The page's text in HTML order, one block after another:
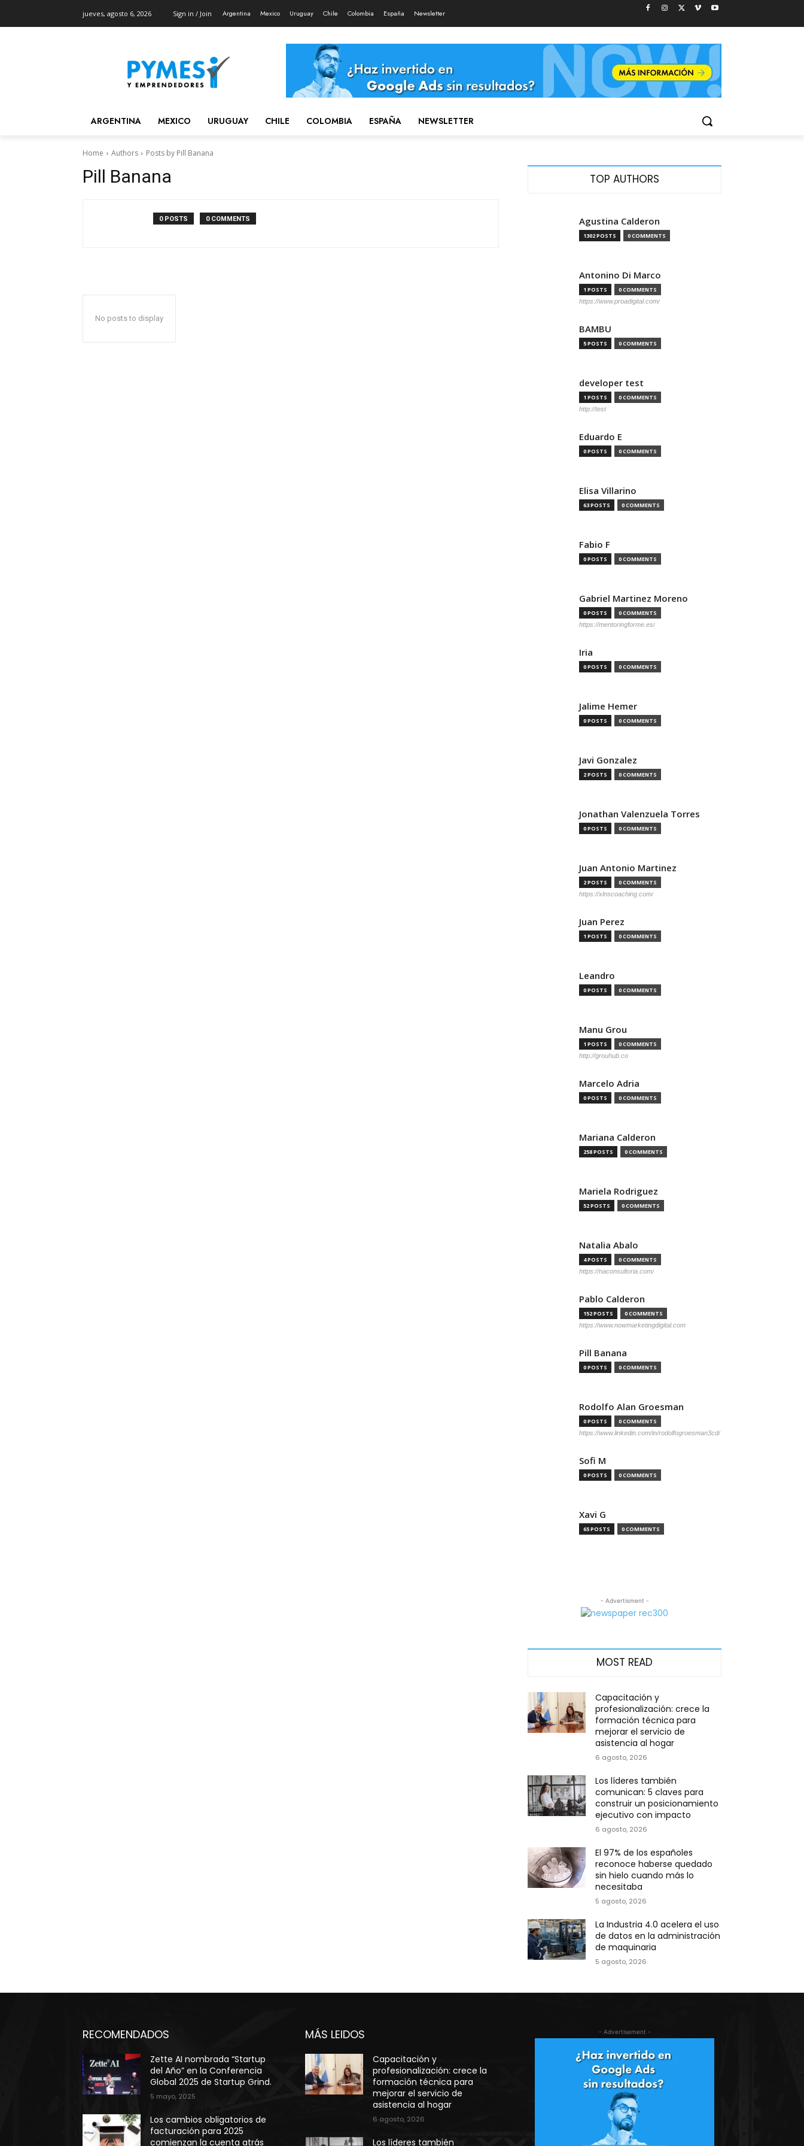
jueves, agosto 6, 2026 Sign in / Join Argentina Mexico Uruguay Chile Colombia España Newsletter
ARGENTINA MEXICO URUGUAY CHILE COLOMBIA ESPAÑA NEWSLETTER
Home Authors Posts by Pill Banana
Pill Banana
0 POSTS 0 COMMENTS
No posts to display
TOP AUTHORS
Agustina Calderon
1302 POSTS 0 COMMENTS
Antonino Di Marco
1 POSTS 0 COMMENTS
https://www.proadigital.com/
BAMBU
5 POSTS 0 COMMENTS
developer test
1 POSTS 0 COMMENTS
http://test
Eduardo E
0 POSTS 0 COMMENTS
Elisa Villarino
63 POSTS 0 COMMENTS
Fabio F
0 POSTS 0 COMMENTS
Gabriel Martinez Moreno
0 POSTS 0 COMMENTS
https://mentoringforme.es/
Iria
0 POSTS 0 COMMENTS
Jalime Hemer
0 POSTS 0 COMMENTS
Javi Gonzalez
2 POSTS 0 COMMENTS
Jonathan Valenzuela Torres
0 POSTS 0 COMMENTS
Juan Antonio Martinez
2 POSTS 0 COMMENTS
https://xlnscoaching.com/
Juan Perez
1 POSTS 0 COMMENTS
Leandro
0 POSTS 0 COMMENTS
Manu Grou
1 POSTS 0 COMMENTS
http://grouhub.co
Marcelo Adria
0 POSTS 0 COMMENTS
Mariana Calderon
258 POSTS 0 COMMENTS
Mariela Rodriguez
52 POSTS 0 COMMENTS
Natalia Abalo
4 POSTS 0 COMMENTS
https://naconsultoria.com/
Pablo Calderon
152 POSTS 0 COMMENTS
https://www.nowmarketingdigital.com
Pill Banana
0 POSTS 0 COMMENTS
Rodolfo Alan Groesman
0 POSTS 0 COMMENTS
https://www.linkedin.com/in/rodolfogroesman3cd/
Sofi M
0 POSTS 0 COMMENTS
Xavi G
65 POSTS 0 COMMENTS
- Advertisment -
MOST READ
Capacitación y
profesionalización: crece la
formación técnica para
mejorar el servicio de
asistencia al hogar
6 agosto, 2026
Los líderes también
comunican: 5 claves para
construir un posicionamiento
ejecutivo con impacto
6 agosto, 2026
El 97% de los españoles
reconoce haberse quedado
sin hielo cuando más lo
necesitaba
5 agosto, 2026
La Industria 4.0 acelera el uso
de datos en la administración
de maquinaria
5 agosto, 2026
RECOMENDADOS
Zette AI nombrada “Startup
del Año” en la Conferencia
Global 2025 de Startup Grind.
5 mayo, 2025
Los cambios obligatorios de
facturación para 2025
comienzan la cuenta atrás
MÁS LEIDOS
Capacitación y
profesionalización: crece la
formación técnica para
mejorar el servicio de
asistencia al hogar
6 agosto, 2026
Los líderes también
- Advertisement -